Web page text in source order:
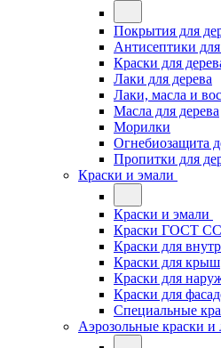
Покрытия для
Антисептики для
Краски для
Лаки для дерева
Лаки, масла и
Масла для дерева
Морилки
Огнебиозащита
Пропитки для
Краски и эмали
Краски и эмали
Краски ГОСТ
Краски для
Краски для крыш
Краски для
Краски для
Специальные
Аэрозольные краски и